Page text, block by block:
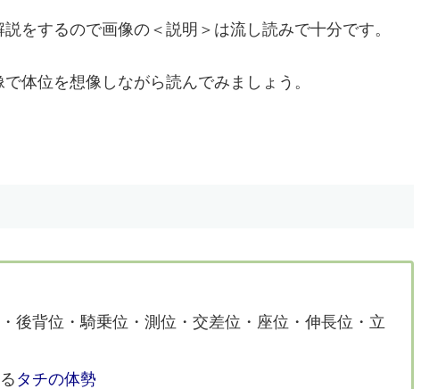
をするので画像の＜説明＞は流し読みで十分です。
体位を想像しながら読んでみましょう。
後背位・騎乗位・測位・交差位・座位・伸長位・立
タチの体勢